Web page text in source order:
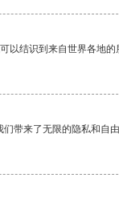
以结识到来自世界各地的
带来了无限的隐私和自由